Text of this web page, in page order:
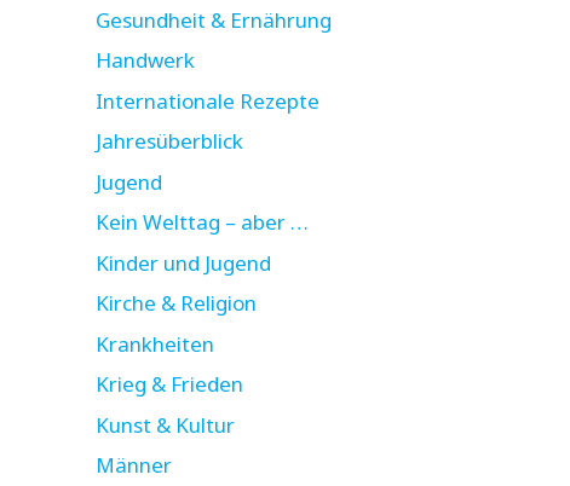
Gesundheit & Ernährung
Handwerk
Internationale Rezepte
Jahresüberblick
Jugend
Kein Welttag – aber …
Kinder und Jugend
Kirche & Religion
Krankheiten
Krieg & Frieden
Kunst & Kultur
Männer